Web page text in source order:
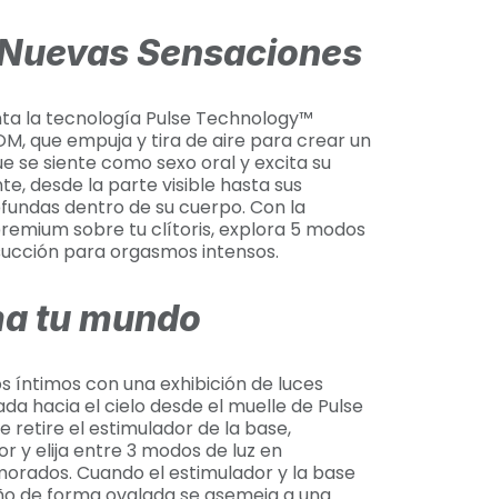
Sensaciones
la tecnología Pulse Technology™
que empuja y tira de aire para crear un
se siente como sexo oral y excita su
desde la parte visible hasta sus
dentro de su cuerpo. Con la
sobre tu clítoris, explora 5 modos
para orgasmos intensos.
tu mundo
íntimos con una exhibición de luces
hacia el cielo desde el muelle de Pulse
retire el estimulador de la base,
y elija entre 3 modos de luz en
Cuando el estimulador y la base